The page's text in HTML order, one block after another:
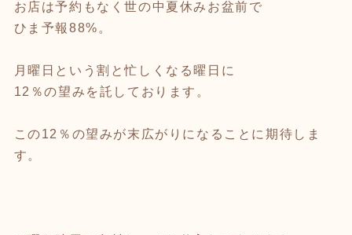
お店は予約もなく世の中夏休みお盆前で
ひま予報88%。
月曜日という割と忙しくなる曜日に
12％の望みを託しております。
この12％の望みが末広がりになることに期待しま
す。